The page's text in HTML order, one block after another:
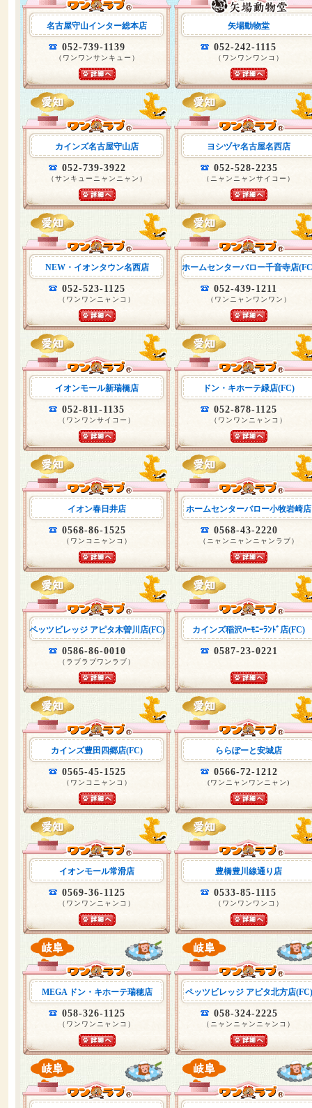
名古屋守山インター総本店
052-739-1139
（ワンワンサンキュー）
矢場動物堂
052-242-1115
（ワンワンワンコ）
カインズ名古屋守山店
052-739-3922
（サンキューニャンニャン）
ヨシヅヤ名古屋名西店
052-528-2235
（ニャンニャンサイコー）
NEW・イオンタウン名西店
052-523-1125
（ワンワンニャンコ）
ホームセンターバロー千音寺店
052-439-1211
（ワンニャンワンワン）
イオンモール新瑞橋店
052-811-1135
（ワンワンサイコー）
ドン・キホーテ緑店(FC)
052-878-1125
（ワンワンニャンコ）
イオン春日井店
0568-86-1525
（ワンコニャンコ）
ホームセンターバロー小牧岩崎店
0568-43-2220
（ニャンニャンニャンラブ）
ペッツビレッジ アピタ木曽川店(FC)
0586-86-0010
（ラブラブワンラブ）
カインズ稲沢ﾊｰﾓﾆｰﾗﾝﾄﾞ店(FC)
0587-23-0221
カインズ豊田四郷店(FC)
0565-45-1525
（ワンコニャンコ）
ららぽーと安城店
0566-72-1212
(ワンニャンワンニャン)
イオンモール常滑店
0569-36-1125
（ワンワンニャンコ）
豊橋豊川線通り店
0533-85-1115
（ワンワンワンコ）
MEGA ドン・キホーテ瑞穂店
058-326-1125
（ワンワンニャンコ）
ペッツビレッジ アピタ北方店(FC)
058-324-2225
（ニャンニャンニャンコ）